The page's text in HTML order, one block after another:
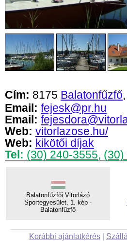
Cím: 8175 Balatonfűzfő
Email: fejesk@pr.hu
Email:
Web: vitorlazose.hu/
Web: kikötői díjak
Tel: (30) 240-3555, (30)
Balatonfűzfői Vitorlázó
Sportegyesület, 1. kép -
Balatonfűzfő
Korábbi ajánlatkérés|